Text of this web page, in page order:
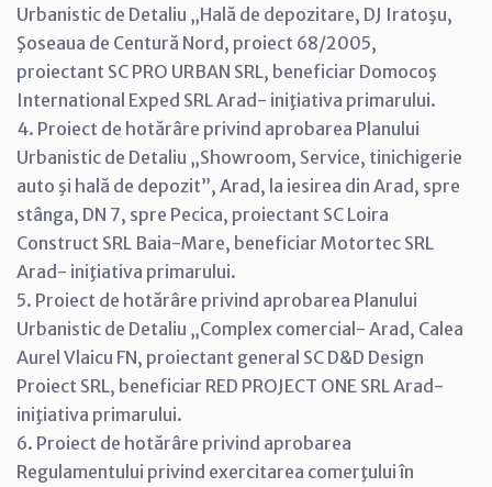
Urbanistic de Detaliu „Hală de depozitare, DJ Iratoşu,
Şoseaua de Centură Nord, proiect 68/2005,
proiectant SC PRO URBAN SRL, beneficiar Domocoş
International Exped SRL Arad- iniţiativa primarului.
4. Proiect de hotărâre privind aprobarea Planului
Urbanistic de Detaliu „Showroom, Service, tinichigerie
auto şi hală de depozit”, Arad, la iesirea din Arad, spre
stânga, DN 7, spre Pecica, proiectant SC Loira
Construct SRL Baia-Mare, beneficiar Motortec SRL
Arad- iniţiativa primarului.
5. Proiect de hotărâre privind aprobarea Planului
Urbanistic de Detaliu „Complex comercial- Arad, Calea
Aurel Vlaicu FN, proiectant general SC D&D Design
Proiect SRL, beneficiar RED PROJECT ONE SRL Arad-
iniţiativa primarului.
6. Proiect de hotărâre privind aprobarea
Regulamentului privind exercitarea comerţului în